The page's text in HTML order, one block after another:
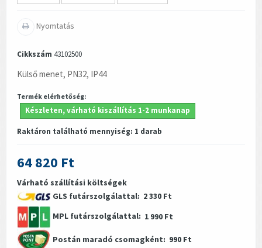
Nyomtatás
Cikkszám 43102500
Külső menet, PN32, IP44
Termék elérhetőség:
Készleten, várható kiszállítás 1-2 munkanap
Raktáron található mennyiség: 1 darab
64 820 Ft
Várható szállítási költségek
GLS futárszolgálattal: 2 330 Ft
MPL futárszolgálattal: 1 990 Ft
Postán maradó csomagként: 990 Ft